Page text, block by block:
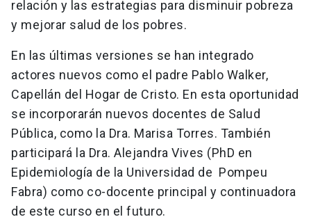
relación y las estrategias para disminuir pobreza
y mejorar salud de los pobres.
En las últimas versiones se han integrado
actores nuevos como el padre Pablo Walker,
Capellán del Hogar de Cristo. En esta oportunidad
se incorporarán nuevos docentes de Salud
Pública, como la Dra. Marisa Torres. También
participará la Dra. Alejandra Vives (PhD en
Epidemiología de la Universidad de Pompeu
Fabra) como co-docente principal y continuadora
de este curso en el futuro.